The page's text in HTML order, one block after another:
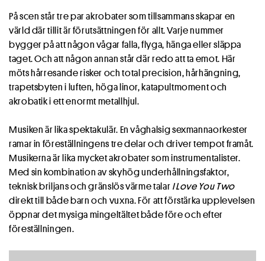
På scen står tre par akrobater som tillsammans skapar en
värld där tillit är förutsättningen för allt. Varje nummer
bygger på att någon vågar falla, flyga, hänga eller släppa
taget. Och att någon annan står där redo att ta emot. Här
möts hårresande risker och total precision, hårhängning,
trapetsbyten i luften, höga linor, katapultmoment och
akrobatik i ett enormt metallhjul.
Musiken är lika spektakulär. En våghalsig sexmannaorkester
ramar in föreställningens tre delar och driver tempot framåt.
Musikerna är lika mycket akrobater som instrumentalister.
Med sin kombination av skyhög underhållningsfaktor,
teknisk briljans och gränslös värme talarI Love You Two
direkt till både barn och vuxna. För att förstärka upplevelsen
öppnar det mysiga mingeltältet både före och efter
föreställningen.